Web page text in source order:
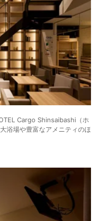
Cargo Shinsaibashi（ホ
浴場や豊富なアメニティのほ